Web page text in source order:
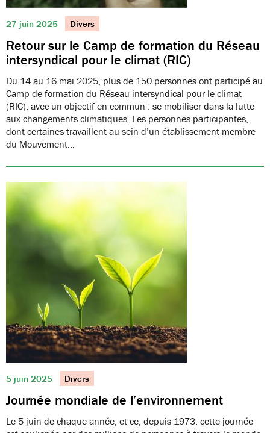
27 juin 2025 Divers
Retour sur le Camp de formation du Réseau
intersyndical pour le climat (RIC)
Du 14 au 16 mai 2025, plus de 150 personnes ont participé au
Camp de formation du Réseau intersyndical pour le climat
(RIC), avec un objectif en commun : se mobiliser dans la lutte
aux changements climatiques. Les personnes participantes,
dont certaines travaillent au sein d’un établissement membre
du Mouvement…
5 juin 2025 Divers
Journée mondiale de l’environnement
Le 5 juin de chaque année, et ce, depuis 1973, cette journée